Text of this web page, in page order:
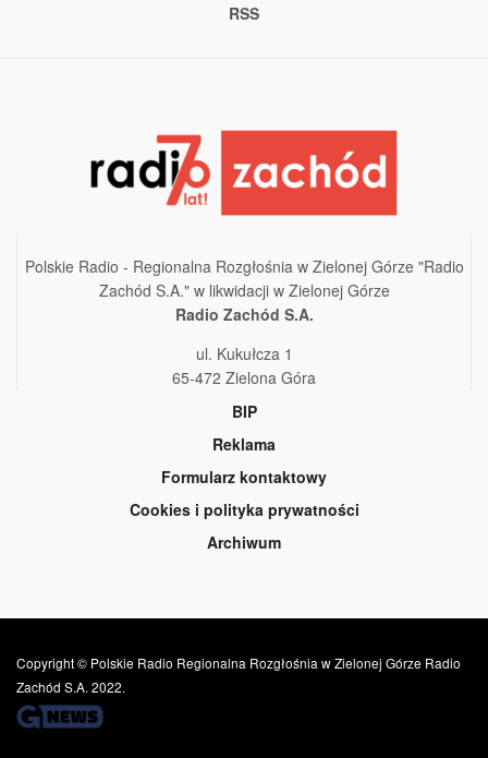
RSS
Polskie Radio - Regionalna Rozgłośnia w Zielonej Górze "Radio
Zachód S.A." w likwidacji w Zielonej Górze
Radio Zachód S.A.
ul. Kukułcza 1
65-472 Zielona Góra
BIP
Reklama
Formularz kontaktowy
Cookies i polityka prywatności
Archiwum
Copyright © Polskie Radio Regionalna Rozgłośnia w Zielonej Górze Radio
Zachód S.A. 2022.